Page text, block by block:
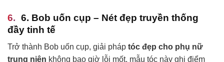
6. Bob uốn cụp – Nét đẹp truyền thống
đầy tinh tế
Trở thành Bob uốn cụp, giải pháp tóc đẹp cho phụ nữ
trung niên không bao giờ lỗi mốt, mẫu tóc này ghi điểm